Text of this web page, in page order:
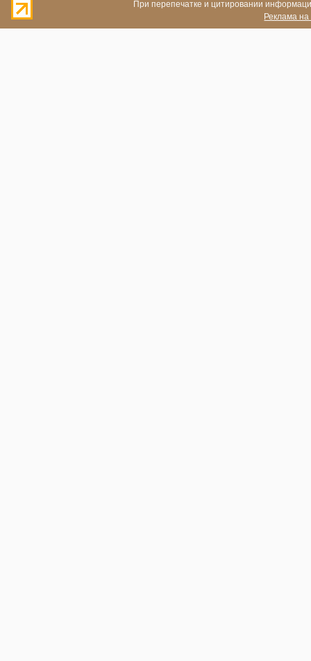
При перепечатке и цитировании
Реклама на